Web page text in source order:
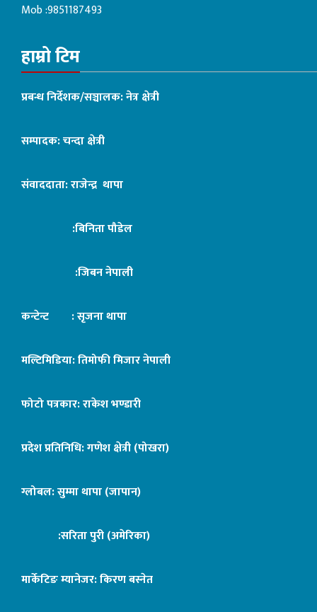
Mob :9851187493
हाम्रो टिम
प्रबन्ध निर्देशक/सञ्चालक: नेत्र क्षेत्री
सम्पादक: चन्दा क्षेत्री
संवाददाता: राजेन्द्र थापा
:बिनिता पौडेल
:जिबन नेपाली
कन्टेन्ट : सृजना थापा
मल्टिमिडिया: तिमोफी मिजार नेपाली
फोटो पत्रकार: राकेश भण्डारी
प्रदेश प्रतिनिधि: गणेश क्षेत्री (पोखरा)
ग्लोबल: सुम्मा थापा (जापान)
:सरिता पुरी (अमेरिका)
मार्केटिङ म्यानेजर: किरण बस्नेत